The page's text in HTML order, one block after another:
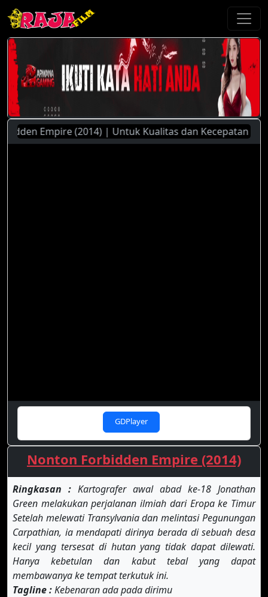
Empire (2014) | Untuk Kualitas dan Kecepatan
GDPlayer
Nonton Forbidden Empire (2014)
Ringkasan : Kartografer awal abad ke-18 Jonathan
Green melakukan perjalanan ilmiah dari Eropa ke Timur
Setelah melewati Transylvania dan melintasi Pegunungan
Carpathian, ia mendapati dirinya berada di sebuah desa
kecil yang tersesat di hutan yang tidak dapat dilewati.
Hanya kebetulan dan kabut tebal yang dapat
membawanya ke tempat terkutuk ini.
Tagline :Kebenaran ada pada dirimu